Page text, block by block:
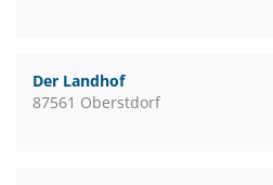
Der Landhof
87561 Oberstdorf